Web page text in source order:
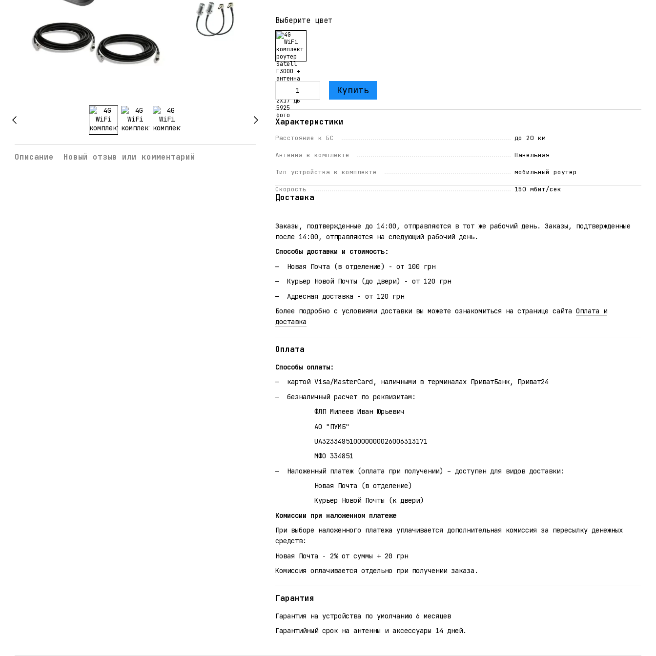
Описание Новый отзыв или комментарий
Выберите цвет
Купить
Характеристики
Расстояние к БС до 20 км
Антенна в комплекте Панельная
Тип устройства в комплекте мобильный роутер
Скорость 150 мбит/сек
Доставка
Заказы, подтвержденные до 14:00, отправляются в тот же рабочий день. Заказы, подтвержденные
после 14:00, отправляются на следующий рабочий день.
Способы доставки и стоимость:
Новая Почта (в отделение) - от 100 грн
Курьер Новой Почты (до двери) - от 120 грн
Адресная доставка - от 120 грн
Более подробно с условиями доставки вы можете ознакомиться на странице сайта Оплата и
доставка
Оплата
Способы оплаты:
картой Visa/MasterCard, наличными в терминалах ПриватБанк, Приват24
безналичный расчет по реквизитам:
ФЛП Милеев Иван Юрьевич
АО "ПУМБ"
UA323348510000000026006313171
МФО 334851
Наложенный платеж (оплата при получении) – доступен для видов доставки:
Новая Почта (в отделение)
Курьер Новой Почты (к двери)
Комиссии при наложенном платеже
При выборе наложенного платежа уплачивается дополнительная комиссия за пересылку денежных
средств:
Новая Почта - 2% от суммы + 20 грн
Комиссия оплачивается отдельно при получении заказа.
Гарантия
Гарантия на устройства по умолчанию 6 месяцев
Гарантийный срок на антенны и аксессуары 14 дней.